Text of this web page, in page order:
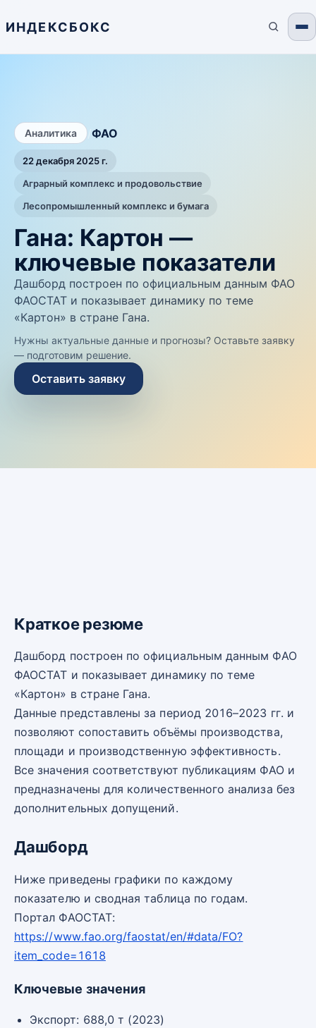
ИНДЕКСБОКС
Аналитика ФАО
22 декабря 2025 г.
Аграрный комплекс и продовольствие
Лесопромышленный комплекс и бумага
Гана: Картон —
ключевые показатели
Дашборд построен по официальным данным ФАО
ФАОСТАТ и показывает динамику по теме
«Картон» в стране Гана.
Нужны актуальные данные и прогнозы? Оставьте заявку
— подготовим решение.
Оставить заявку
Краткое резюме
Дашборд построен по официальным данным ФАО
ФАОСТАТ и показывает динамику по теме
«Картон» в стране Гана.
Данные представлены за период 2016–2023 гг. и
позволяют сопоставить объёмы производства,
площади и производственную эффективность.
Все значения соответствуют публикациям ФАО и
предназначены для количественного анализа без
дополнительных допущений.
Дашборд
Ниже приведены графики по каждому
показателю и сводная таблица по годам.
Портал ФАОСТАТ:
https://www.fao.org/faostat/en/#data/FO?
item_code=1618
Ключевые значения
Экспорт: 688,0 т (2023)